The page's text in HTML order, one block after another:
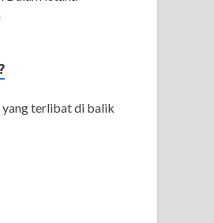
yang terlibat di balik